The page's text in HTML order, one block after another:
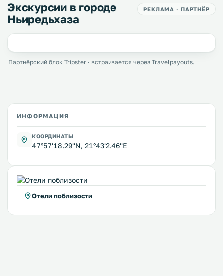
Экскурсии в городе
Ньиредьхаза
РЕКЛАМА · ПАРТНЁР
Партнёрский блок Tripster · встраивается через Travelpayouts.
ИНФОРМАЦИЯ
КООРДИНАТЫ
47°57'18.29''N, 21°43'2.46''E
Отели поблизости